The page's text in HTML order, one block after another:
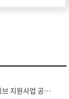
제29회 보령머드축제 외국인 단체관광객 유치 인센티브 지원사업 공고 (재공고)